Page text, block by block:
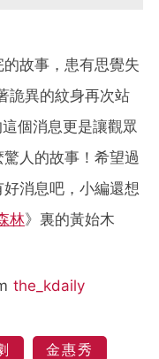
故事，患有思覺失
詭異的紋身再次站
個消息更是讓觀眾
人的故事！希望過
消息吧，小編還想
林》裏的黃始木
the_kdaily
金惠秀